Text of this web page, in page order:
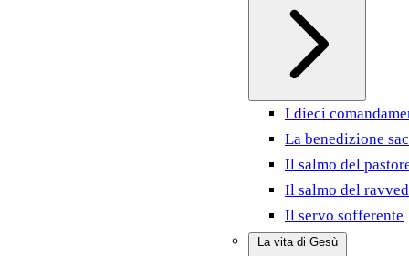
I dieci
La benedizione
Il salmo del
Il salmo del
Il servo sofferente